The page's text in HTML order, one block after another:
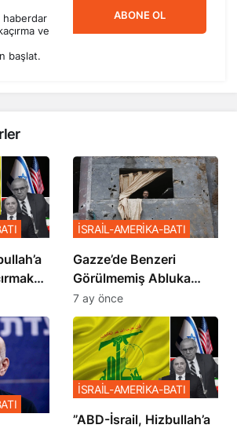
haberdar
ve
başlat.
ABONE OL
​​​​​​​Gazze’de Benzeri
Görülmemiş Abluka
Planı
İSRAİL-AMERİKA-BATI
7 ay önce
​​​​​​​”ABD-İsrail, Hizbullah’a
İSRAİL-AMERİKA-BATI